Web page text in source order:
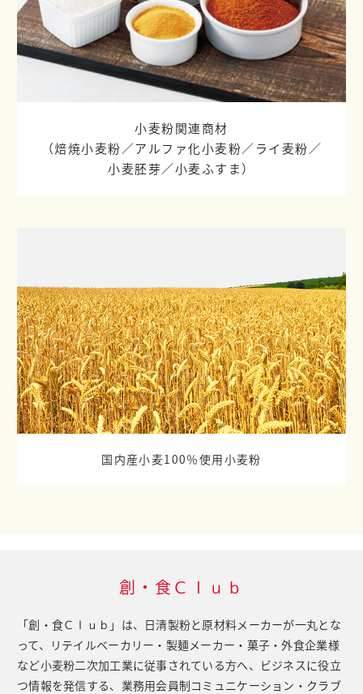
小麦粉関連商材
（焙焼小麦粉／アルファ化小麦粉／ライ麦粉／
小麦胚芽／小麦ふすま）
国内産小麦100％使用小麦粉
創・食Ｃｌｕｂ
「創・食Ｃｌｕｂ」は、日清製粉と原材料メーカーが一丸とな
って、
リテイルベーカリー・製麺メーカー・菓子・外食企業様
など小麦粉二次加工業に従事されている方へ、
ビジネスに役立
つ情報を発信する、業務用会員制コミュニケーション・クラブ